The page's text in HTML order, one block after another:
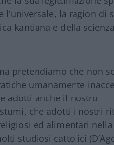
la ragion di
kantiana e della
pretendiamo che non
umanamente
adotti anche il nostro
che adotti i nostri
ed alimentari
studiosi cattolici